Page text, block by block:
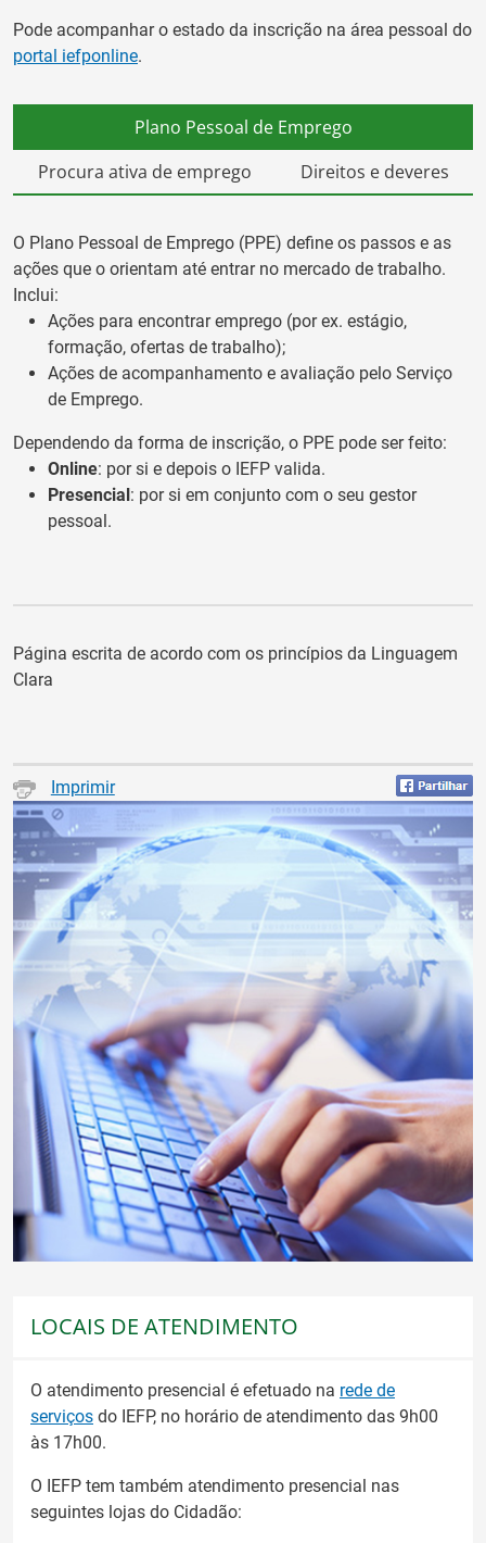
Pode acompanhar o estado da inscrição na área pessoal do
portal iefponline.
Plano Pessoal de Emprego
Procura ativa de emprego
Direitos e deveres
O Plano Pessoal de Emprego (PPE) define os passos e as
ações que o orientam até entrar no mercado de trabalho.
Inclui:
Ações para encontrar emprego (por ex. estágio,
formação, ofertas de trabalho);
Ações de acompanhamento e avaliação pelo Serviço
de Emprego.
Dependendo da forma de inscrição, o PPE pode ser feito:
Online: por si e depois o IEFP valida.
Presencial: por si em conjunto com o seu gestor
pessoal.
Página escrita de acordo com os princípios da Linguagem
Clara
Imprimir
LOCAIS DE ATENDIMENTO
O atendimento presencial é efetuado na rede de
serviços do IEFP, no horário de atendimento das 9h00
às 17h00.
O IEFP tem também atendimento presencial nas
seguintes lojas do Cidadão: